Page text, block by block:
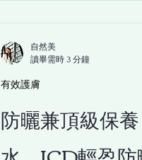
最溫柔而強大的後盾。它不
躁動肌膚即刻降躁、 注入
要「先修護、再保養」？ 當
能型保養（如美白、抗老）
適。「先舒緩、再強化」
肌底修護液：以奢華植萃與
防曬兼頂級保
有效護膚
自然美
讀畢需時 3 分鐘